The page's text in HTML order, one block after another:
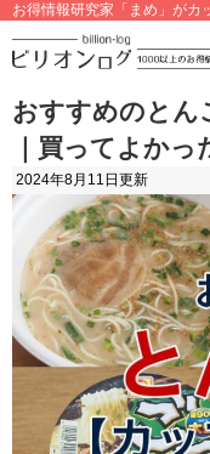
お得情報研究家「まめ」がカ
おすすめのとん
｜買ってよか
2024年8月11日 更新